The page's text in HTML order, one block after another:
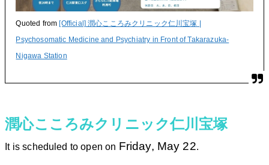
Quoted from[Official] 潤心こころみクリニック仁川宝塚 |
Psychosomatic Medicine and Psychiatry in Front of Takarazuka-
Nigawa Station
潤心こころみクリニック仁川宝塚
It is scheduled to open on Friday, May 22.